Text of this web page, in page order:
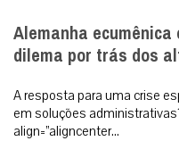
Alemanha
dilema por trás dos
A resposta para uma crise
em soluções
align=”aligncenter...